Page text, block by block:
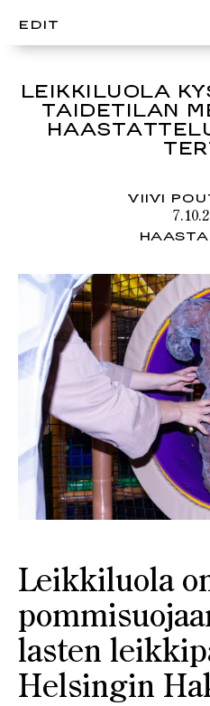
EDIT
LEIKKILUOLA
TAIDETILAN
VIIVI
Leikkiluola
lasten
Helsingin